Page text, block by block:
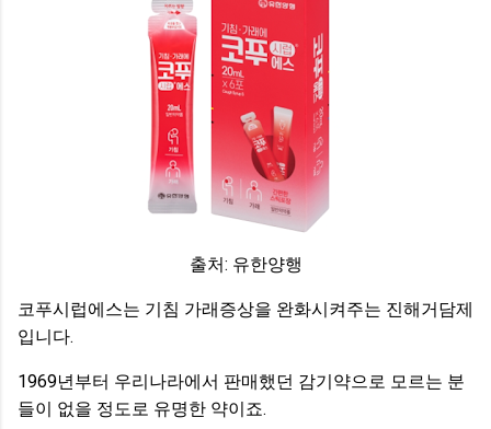
출처: 유한양행
코푸시럽에스는 기침 가래증상을 완화시켜주는 진해거담제
입니다.
1969년부터 우리나라에서 판매했던 감기약으로 모르는 분
들이 없을 정도로 유명한 약이죠.